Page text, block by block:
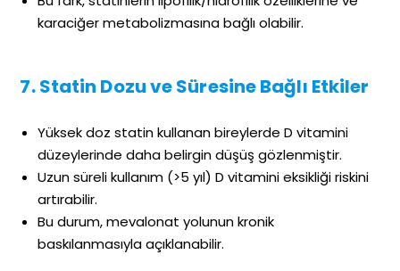
karaciğer metabolizmasına bağlı olabilir.
7. Statin Dozu ve Süresine Bağlı Etkiler
Yüksek doz statin kullanan bireylerde D vitamini
düzeylerinde daha belirgin düşüş gözlenmiştir.
Uzun süreli kullanım (>5 yıl) D vitamini eksikliği riskini
artırabilir.
Bu durum, mevalonat yolunun kronik
baskılanmasıyla açıklanabilir.